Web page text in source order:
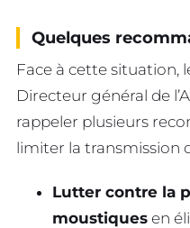
Quelques
Face à cette situation,
Directeur général de
rappeler plusieurs
limiter la transmission
Lutter contre la
moustiques en